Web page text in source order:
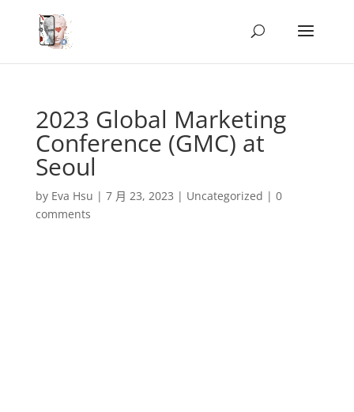
2023 Global Marketing
Conference (GMC) at
Seoul
by Eva Hsu | 7 月 23, 2023 | Uncategorized | 0
comments